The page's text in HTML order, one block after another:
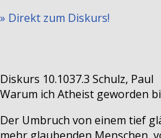
» Direkt zum Diskurs!
Diskurs 10.1037.3 Schulz, Paul
Warum ich Atheist geworden
Der Umbruch von einem tief